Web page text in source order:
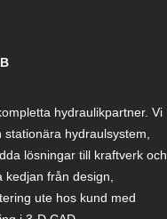
hydraulikpartner. Vi
hydraulsystem,
lösningar till kraftverk och
från design,
ute hos kund med